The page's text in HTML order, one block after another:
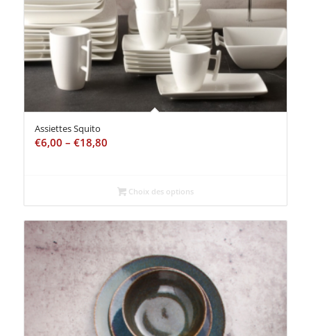
Assiettes Squito
€6,00 – €18,80
Choix des options